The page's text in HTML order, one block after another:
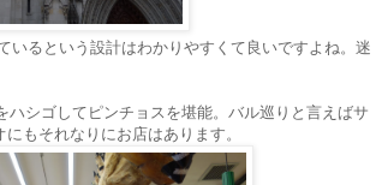
いるという設計はわかりやすくて良いですよね。迷
ハシゴしてピンチョスを堪能。バル巡りと言えばサ
もそれなりにお店はあります。